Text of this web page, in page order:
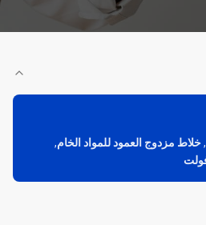
,خلاط مزدوج العمود للمواد الخام,